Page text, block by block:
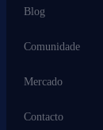
Blog
Comunidade
Mercado
Contacto